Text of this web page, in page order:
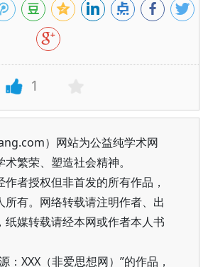
1
）网站为公益纯学术网
繁荣、塑造社会精神。
作者授权但非首发的所有作品，
所有。网络转载请注明作者、出
纸媒转载请经本网或作者本人书
：XXX（非爱思想网）”的作品，